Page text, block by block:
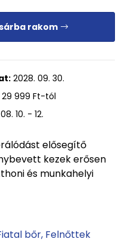
rakom
2028. 09. 30.
29 999 Ft-tól
10. - 12.
elősegítő
kezek erősen
és munkahelyi
bőr Felnőttek